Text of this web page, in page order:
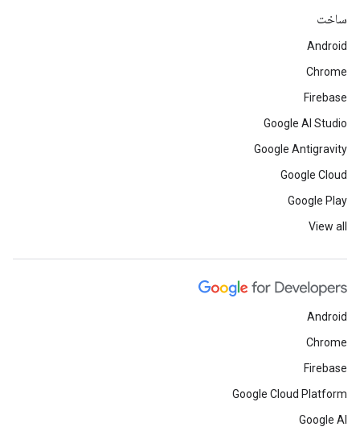
ساخت
Android
Chrome
Firebase
Google AI Studio
Google Antigravity
Google Cloud
Google Play
View all
Android
Chrome
Firebase
Google Cloud Platform
Google AI